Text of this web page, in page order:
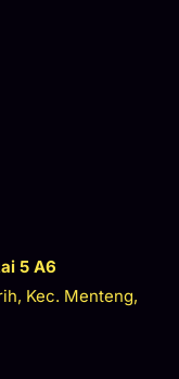
5 A6
Kec. Menteng,